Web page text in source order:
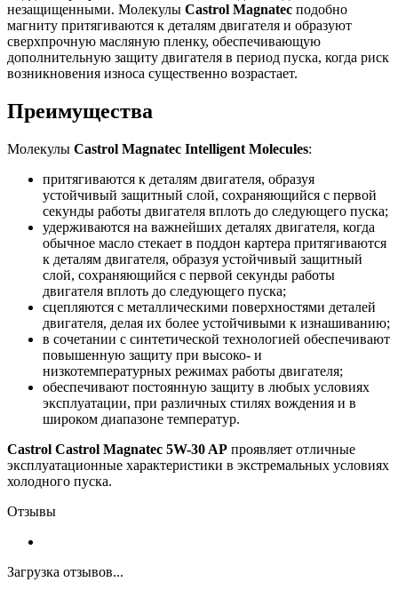
незащищенными. Молекулы Castrol Magnatec подобно
магниту притягиваются к деталям двигателя и образуют
сверхпрочную масляную пленку, обеспечивающую
дополнительную защиту двигателя в период пуска, когда риск
возникновения износа существенно возрастает.
Преимущества
Молекулы Castrol Magnatec Intelligent Molecules:
притягиваются к деталям двигателя, образуя
устойчивый защитный слой, сохраняющийся с первой
секунды работы двигателя вплоть до следующего пуска;
удерживаются на важнейших деталях двигателя, когда
обычное масло стекает в поддон картера притягиваются
к деталям двигателя, образуя устойчивый защитный
слой, сохраняющийся с первой секунды работы
двигателя вплоть до следующего пуска;
сцепляются с металлическими поверхностями деталей
двигателя, делая их более устойчивыми к изнашиванию;
в сочетании с синтетической технологией обеспечивают
повышенную защиту при высоко- и
низкотемпературных режимах работы двигателя;
обеспечивают постоянную защиту в любых условиях
эксплуатации, при различных стилях вождения и в
широком диапазоне температур.
Castrol Castrol Magnatec 5W-30 AP проявляет отличные
эксплуатационные характеристики в экстремальных условиях
холодного пуска.
Отзывы
Загрузка отзывов...